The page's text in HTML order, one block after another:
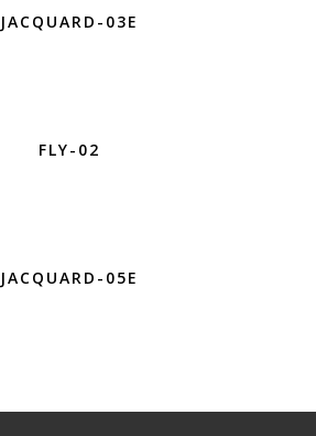
JACQUARD-03E
FLY-02
JACQUARD-05E